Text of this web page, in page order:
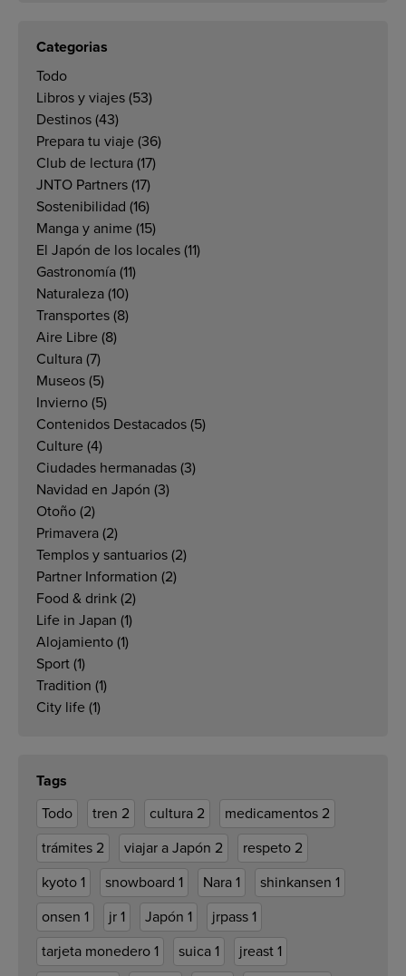
Categorias
Todo
Libros y viajes (53)
Destinos (43)
Prepara tu viaje (36)
Club de lectura (17)
JNTO Partners (17)
Sostenibilidad (16)
Manga y anime (15)
El Japón de los locales (11)
Gastronomía (11)
Naturaleza (10)
Transportes (8)
Aire Libre (8)
Cultura (7)
Museos (5)
Invierno (5)
Contenidos Destacados (5)
Culture (4)
Ciudades hermanadas (3)
Navidad en Japón (3)
Otoño (2)
Primavera (2)
Templos y santuarios (2)
Partner Information (2)
Food & drink (2)
Life in Japan (1)
Alojamiento (1)
Sport (1)
Tradition (1)
City life (1)
Tags
Todo
tren 2 cultura 2 medicamentos 2
trámites 2 viajar a Japón 2 respeto 2
kyoto 1 snowboard 1 Nara 1 shinkansen 1
onsen 1 jr 1 Japón 1 jrpass 1
tarjeta monedero 1 suica 1 jreast 1